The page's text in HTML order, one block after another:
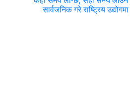
सार्वजनिक गरे राष्ट्रिय